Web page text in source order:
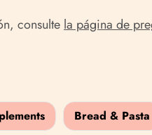
consulte la página de
Bread & Pasta